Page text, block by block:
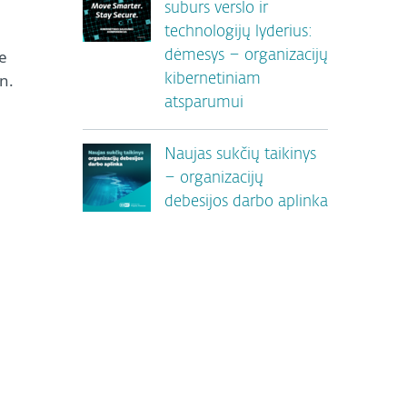
suburs verslo ir
technologijų lyderius:
dėmesys – organizacijų
kibernetiniam
atsparumui
Naujas sukčių taikinys
– organizacijų
debesijos darbo aplinka